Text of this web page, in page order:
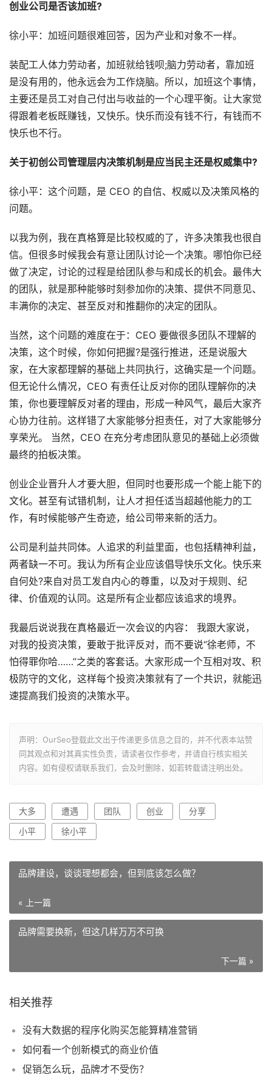
创业公司是否该加班?
徐小平：加班问题很难回答，因为产业和对象不一样。
装配工人体力劳动者，加班就给钱呗;脑力劳动者，靠加班
是没有用的，他永远会为工作烧脑。所以，加班这个事情，
主要还是员工对自己付出与收益的一个心理平衡。让大家觉
得跟着老板既赚钱，又快乐。快乐而没有钱不行，有钱而不
快乐也不行。
关于初创公司管理层内决策机制是应当民主还是权威集中?
徐小平：这个问题，是 CEO 的自信、权威以及决策风格的
问题。
以我为例，我在真格算是比较权威的了，许多决策我也很自
信。但很多时候我会有意让团队讨论一个决策。哪怕你已经
做了决定，讨论的过程是给团队参与和成长的机会。最伟大
的团队，就是那种能够时刻参加你的决策、提供不同意见、
丰满你的决定、甚至反对和推翻你的决定的团队。
当然，这个问题的难度在于：CEO 要做很多团队不理解的
决策，这个时候，你如何把握?是强行推进，还是说服大
家，在大家都理解的基础上共同执行，这确实是一个问题。
但无论什么情况，CEO 有责任让反对你的团队理解你的决
策，你也要理解反对者的理由，形成一种风气，最后大家齐
心协力往前。这样错了大家能够分担责任，对了大家能够分
享荣光。 当然，CEO 在充分考虑团队意见的基础上必须做
最终的拍板决策。
创业企业晋升人才要大胆，但同时也要形成一个能上能下的
文化。甚至有试错机制，让人才担任适当超越他能力的工
作，有时候能够产生奇迹，给公司带来新的活力。
公司是利益共同体。人追求的利益里面，也包括精神利益，
两者缺一不可。我认为所有企业应该倡导快乐文化。快乐来
自何处?来自对员工发自内心的尊重，以及对于规则、纪
律、价值观的认同。这是所有企业都应该追求的境界。
我最后说说我在真格最近一次会议的内容： 我跟大家说，
对我的投资决策，要敢于批评反对，而不要说“徐老师，不
怕得罪你哈……”之类的客套话。大家形成一个互相对攻、积
极防守的文化，这样每个投资决策就有了一个共识，就能迅
速提高我们投资的决策水平。
声明：OurSeo登载此文出于传递更多信息之目的，并不代表本站赞
同其观点和对其真实性负责，请读者仅作参考，并请自行核实相关
内容。如有侵权请联系我们，会及时删除，如若转载请注明出处。
大多 遭遇 团队 创业
分享
小平
徐小平
品牌建设，谈谈理想都会，但到底该怎么做？
« 上一篇
品牌需要换新，但这几样万万不可换
下一篇 »
相关推荐
没有大数据的程序化购买怎能算精准营销
如何看一个创新模式的商业价值
促销怎么玩，品牌才不受伤？